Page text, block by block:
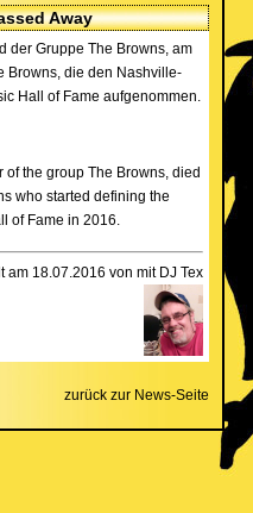
Away
der Gruppe The Browns, am
Browns, die den Nashville-
Hall of Fame aufgenommen.
the group The Browns, died
who started defining the
of Fame in 2016.
am 18.07.2016 von mit DJ Tex
zurück zur News-Seite